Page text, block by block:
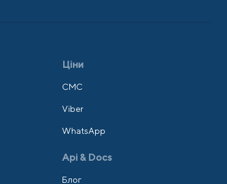
Ціни
СМС
Viber
WhatsApp
Api & Docs
Блог